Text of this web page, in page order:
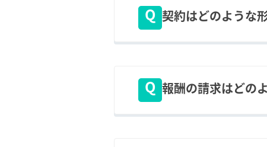
契約はどのような
報酬の請求はどの